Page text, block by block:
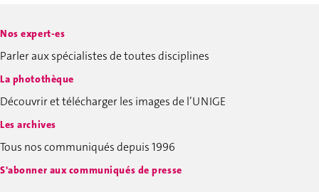
Nos expert-es
Parler aux spécialistes de toutes disciplines
La photothèque
Découvrir et télécharger les images de l’UNIGE
Les archives
Tous nos communiqués depuis 1996
S'abonner aux communiqués de presse